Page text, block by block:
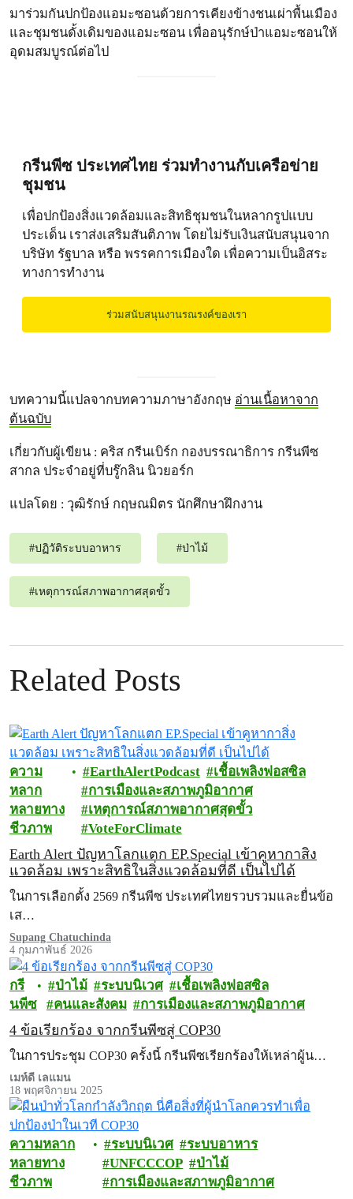
มาร่วมกันปกป้องแอมะซอนด้วยการเคียงข้างชนเผ่าพื้นเมือง
และชุมชนดั้งเดิมของแอมะซอน เพื่ออนุรักษ์ป่าแอมะซอนให้
อุดมสมบูรณ์ต่อไป
กรีนพีซ ประเทศไทย ร่วมทำงานกับเครือข่าย
ชุมชน
เพื่อปกป้องสิ่งแวดล้อมและสิทธิชุมชนในหลากรูปแบบ
ประเด็น เราส่งเสริมสันติภาพ โดยไม่รับเงินสนับสนุนจาก
บริษัท รัฐบาล หรือ พรรคการเมืองใด เพื่อความเป็นอิสระ
ทางการทำงาน
ร่วมสนับสนุนงานรณรงค์ของเรา
บทความนี้แปลจากบทความภาษาอังกฤษ อ่านเนื้อหาจาก
ต้นฉบับ
เกี่ยวกับผู้เขียน : คริส กรีนเบิร์ก กองบรรณาธิการ กรีนพีซ
สากล ประจำอยู่ที่บรู๊กลิน นิวยอร์ก
แปลโดย : วุฒิรักษ์ กฤษณมิตร นักศึกษาฝึกงาน
#ปฏิวัติระบบอาหาร #ป่าไม้
#เหตุการณ์สภาพอากาศสุดขั้ว
Related Posts
ความ
หลาก
หลายทาง
ชีวภาพ
EarthAlertPodcast
เชื้อเพลิงฟอสซิล
การเมืองและสภาพภูมิอากาศ
เหตุการณ์สภาพอากาศสุดขั้ว
VoteForClimate
Earth Alert ปัญหาโลกแตก EP.Special เข้าคูหากาสิ่ง
แวดล้อม เพราะสิทธิในสิ่งแวดล้อมที่ดี เป็นไปได้
ในการเลือกตั้ง 2569 กรีนพีซ ประเทศไทยรวบรวมและยื่นข้อ
เส…
Supang Chatuchinda
4 กุมภาพันธ์ 2026
กรี
นพีซ
ป่าไม้ ระบบนิเวศ
เชื้อเพลิงฟอสซิล
คนและสังคม
การเมืองและสภาพภูมิอากาศ
4 ข้อเรียกร้อง จากกรีนพีซสู่ COP30
ในการประชุม COP30 ครั้งนี้ กรีนพีซเรียกร้องให้เหล่าผู้น…
เมห์ดี เลแมน
18 พฤศจิกายน 2025
ความหลาก
หลายทาง
ชีวภาพ
ระบบนิเวศ
ระบบอาหาร
UNFCCCOP
ป่าไม้
การเมืองและสภาพภูมิอากาศ